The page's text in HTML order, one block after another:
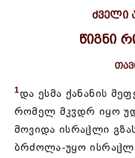
ძველი
წიგნი
1და ესმა ქანანის
რომელ მკჳდრ იყო
მოვიდა ისრაჱლი
ბრძოლა-უყო